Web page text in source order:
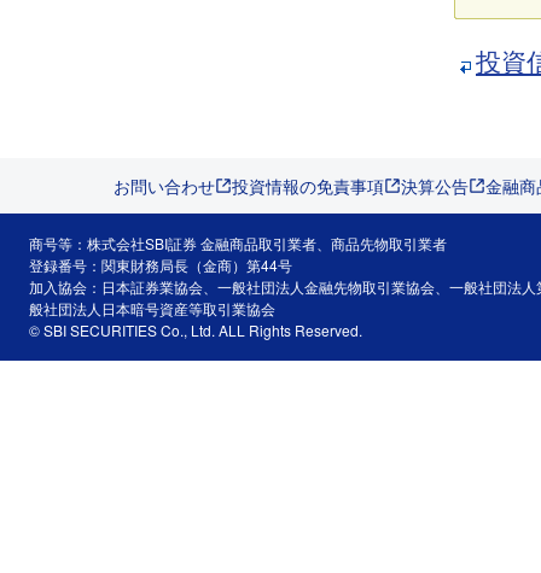
投資
お問い合わせ 投資情報の免責事項 決算公告 金融
商号等：株式会社SBI証券 金融商品取引業者、商品先物取引業者
登録番号：関東財務局長（金商）第44号
加入協会：日本証券業協会、一般社団法人金融先物取引業協会、一般社団法
般社団法人日本暗号資産等取引業協会
© SBI SECURITIES Co., Ltd. ALL Rights Reserved.